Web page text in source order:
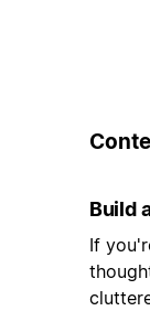
Build
If